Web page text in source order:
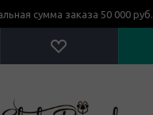
сумма заказа 50 000 руб.